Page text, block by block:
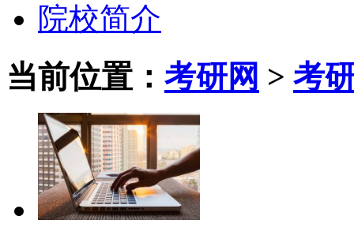
院校简介
当前位置： 考研网 > 考